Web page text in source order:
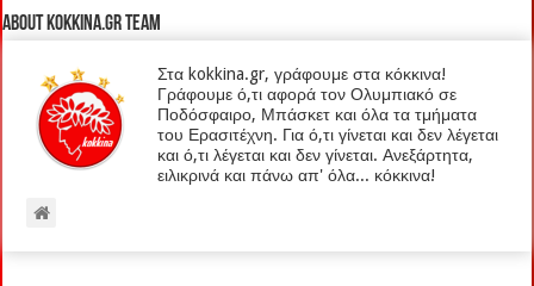
About kokkina.gr TEAM
Στα kokkina.gr, γράφουμε στα κόκκινα!
Γράφουμε ό,τι αφορά τον Ολυμπιακό σε
Ποδόσφαιρο, Μπάσκετ και όλα τα τμήματα
του Ερασιτέχνη. Για ό,τι γίνεται και δεν λέγεται
και ό,τι λέγεται και δεν γίνεται. Ανεξάρτητα,
ειλικρινά και πάνω απ' όλα... κόκκινα!